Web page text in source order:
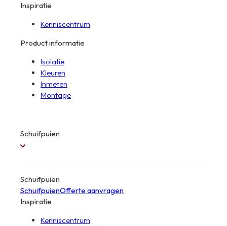
Inspiratie
Kenniscentrum
Product informatie
Isolatie
Kleuren
Inmeten
Montage
Schuifpuien
Schuifpuien
SchuifpuienOfferte aanvragen
Inspiratie
Kenniscentrum